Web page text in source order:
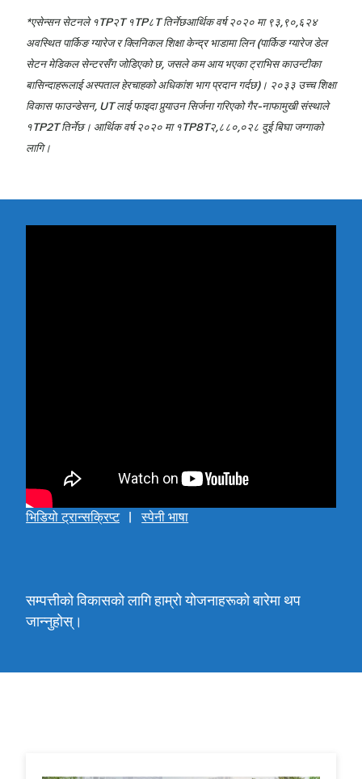
*एसेन्सन सेटनले १TP२T १TP८T तिर्नेछआर्थिक वर्ष २०२० मा ९३,९०,६२४
अवस्थित पार्किङ ग्यारेज र क्लिनिकल शिक्षा केन्द्र भाडामा लिन (पार्किङ ग्यारेज डेल
सेटन मेडिकल सेन्टरसँग जोडिएको छ, जसले कम आय भएका ट्राभिस काउन्टीका
बासिन्दाहरूलाई अस्पताल हेरचाहको अधिकांश भाग प्रदान गर्दछ)। २०३३ उच्च शिक्षा
विकास फाउन्डेसन, UT लाई फाइदा पुर्‍याउन सिर्जना गरिएको गैर-नाफामुखी संस्थाले
१TP2T तिर्नेछ। आर्थिक वर्ष २०२० मा १TP8T२,८८०,०२८ दुई बिघा जग्गाको
लागि।
भिडियो ट्रान्सक्रिप्ट स्पेनी भाषा
सम्पत्तीको विकासको लागि हाम्रो योजनाहरूको बारेमा थप
जान्नुहोस्।